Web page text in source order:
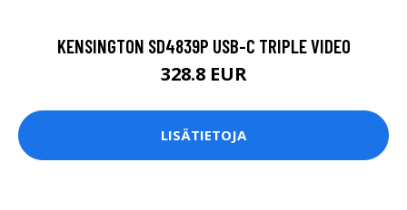
KENSINGTON SD4839P USB-C TRIPLE VIDEO
328.8 EUR
LISÄTIETOJA